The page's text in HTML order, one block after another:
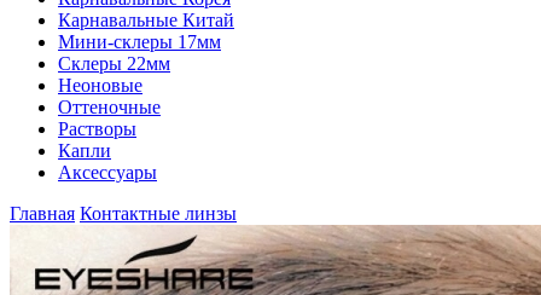
Карнавальные Китай
Мини-склеры 17мм
Склеры 22мм
Неоновые
Оттеночные
Растворы
Капли
Аксессуары
Главная Контактные линзы